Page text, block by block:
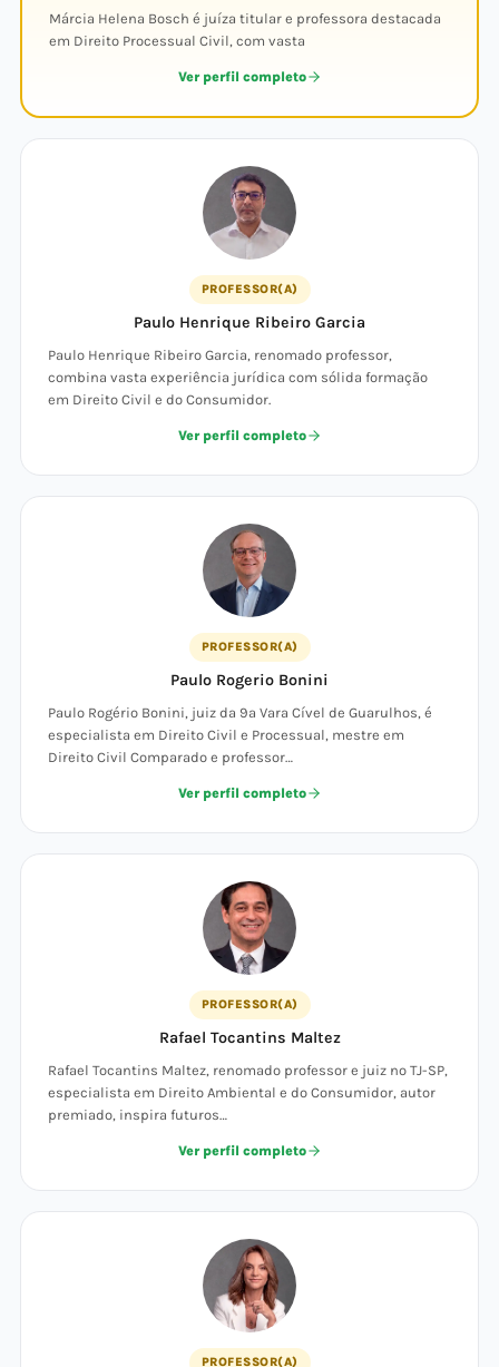
Márcia Helena Bosch é juíza titular e professora destacada
em Direito Processual Civil, com vasta
Ver perfil completo
PROFESSOR(A)
Paulo Henrique Ribeiro Garcia
Paulo Henrique Ribeiro Garcia, renomado professor,
combina vasta experiência jurídica com sólida formação
em Direito Civil e do Consumidor.
Ver perfil completo
PROFESSOR(A)
Paulo Rogerio Bonini
Paulo Rogério Bonini, juiz da 9ª Vara Cível de Guarulhos, é
especialista em Direito Civil e Processual, mestre em
Direito Civil Comparado e professor…
Ver perfil completo
PROFESSOR(A)
Rafael Tocantins Maltez
Rafael Tocantins Maltez, renomado professor e juiz no TJ-SP,
especialista em Direito Ambiental e do Consumidor, autor
premiado, inspira futuros…
Ver perfil completo
PROFESSOR(A)